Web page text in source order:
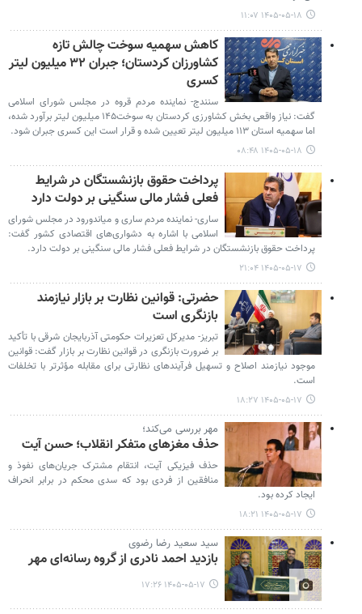
۱۴۰۵-۰۵-۱۸ ۱۱:۰۷
کاهش سهمیه سوخت چالش تازه
کشاورزان کردستان؛ جبران ۳۲ میلیون لیتر
کسری
سنندج- نماینده مردم قروه در مجلس شورای اسلامی
گفت: نیاز واقعی بخش کشاورزی کردستان به سوخت۱۴۵ میلیون لیتر برآورد شده،
اما سهمیه استان ۱۱۳ میلیون لیتر تعیین شده و قرار است این کسری جبران شود.
۱۴۰۵-۰۵-۱۸ ۰۸:۴۸
پرداخت حقوق بازنشستگان در شرایط
فعلی فشار مالی سنگینی بر دولت دارد
ساری- نماینده مردم ساری و میاندورود در مجلس شورای
اسلامی با اشاره به دشواری‌های اقتصادی کشور گفت:
پرداخت حقوق بازنشستگان در شرایط فعلی فشار مالی سنگینی بر دولت دارد.
۱۴۰۵-۰۵-۱۷ ۲۱:۰۴
حضرتی: قوانین نظارت بر بازار نیازمند
بازنگری است
تبریز- مدیرکل تعزیرات حکومتی آذربایجان شرقی با تأکید
بر ضرورت بازنگری در قوانین نظارت بر بازار گفت: قوانین
موجود نیازمند اصلاح و تسهیل فرآیندهای نظارتی برای مقابله مؤثرتر با تخلفات
است.
۱۴۰۵-۰۵-۱۷ ۱۸:۲۷
مهر بررسی می‌کند؛
حذف مغزهای متفکر انقلاب؛ حسن آیت
حذف فیزیکی آیت، انتقام مشترک جریان‌های نفوذ و
منافقین از فردی بود که سدی محکم در برابر انحراف
ایجاد کرده بود.
۱۴۰۵-۰۵-۱۷ ۱۸:۲۱
سید سعید رضا رضوی
بازدید احمد نادری از گروه رسانه‌ای مهر
۱۴۰۵-۰۵-۱۷ ۱۷:۲۶